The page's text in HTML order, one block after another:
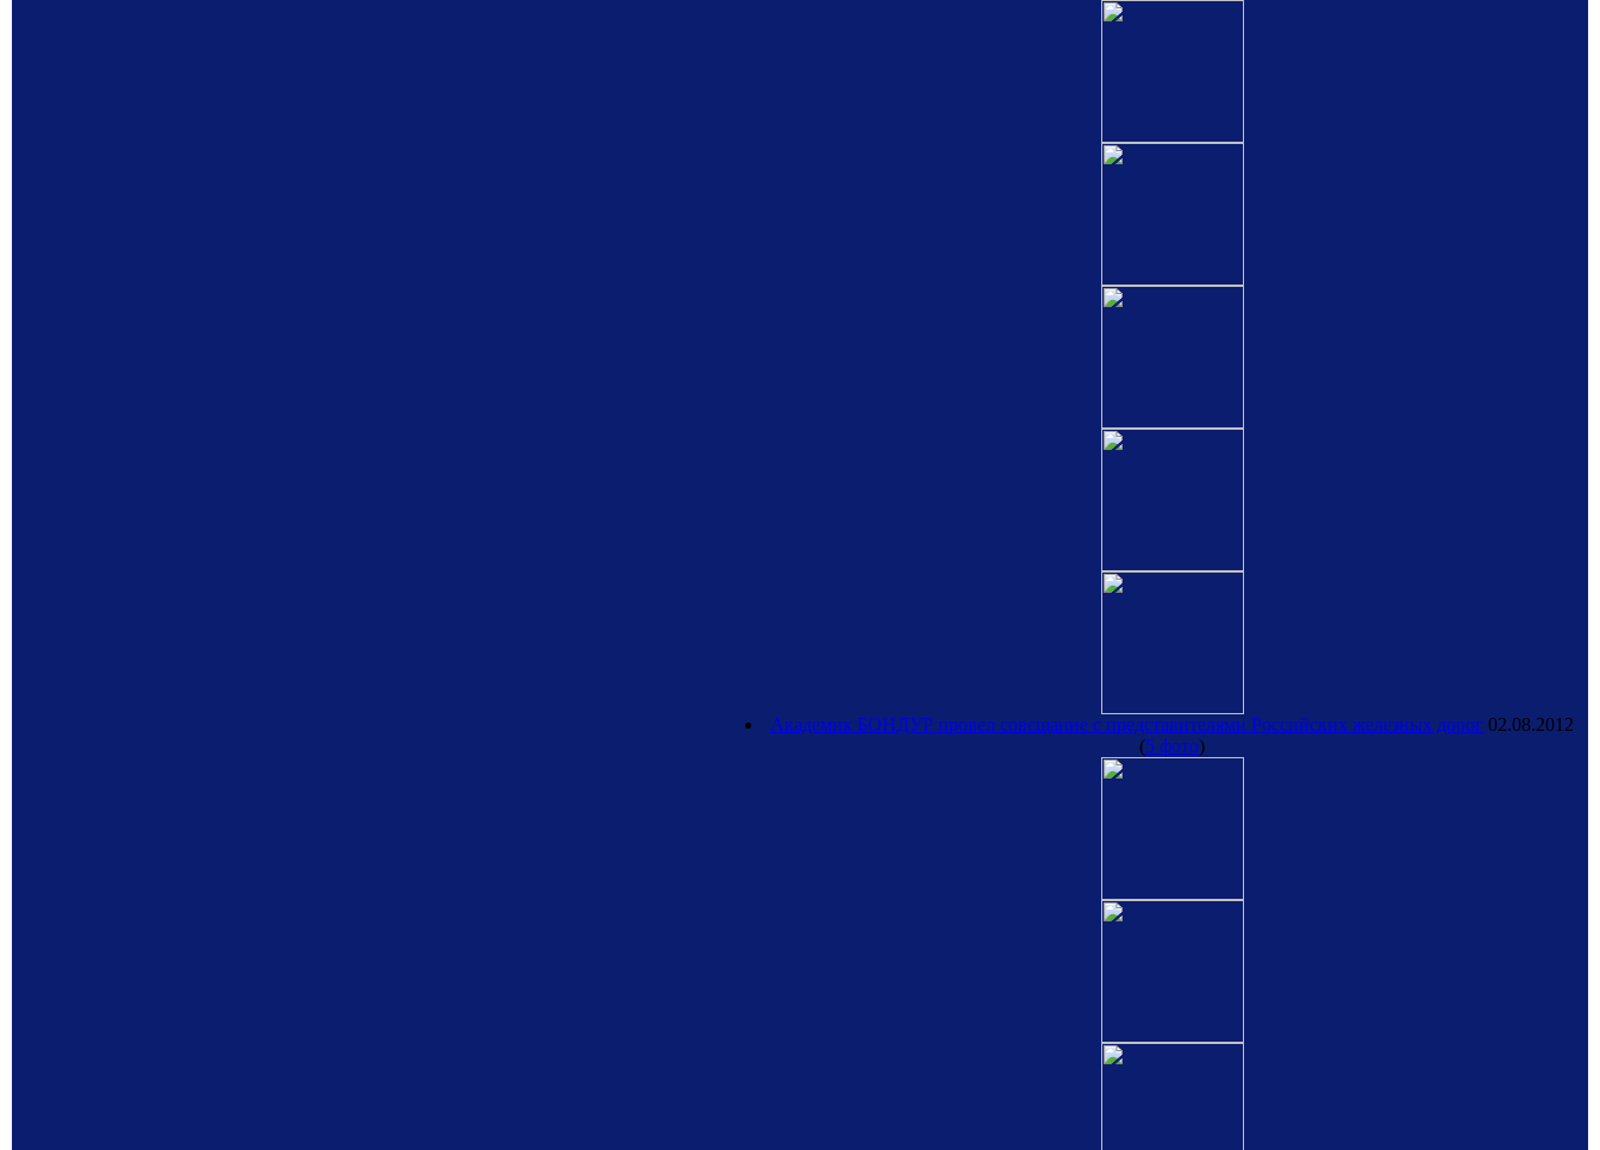
Академик БОНДУР провел совещание с представителями Российских железных дорог 02.08.2012
(5 фото)